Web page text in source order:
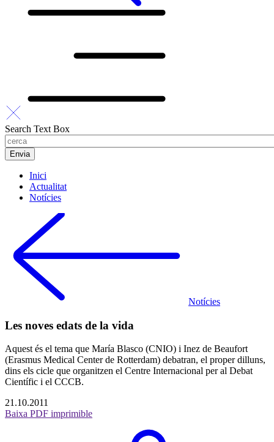
Search Text Box
Inici
Actualitat
Notícies
Notícies
Les noves edats de la vida
Aquest és el tema que María Blasco (CNIO) i Inez de Beaufort
(Erasmus Medical Center de Rotterdam) debatran, el proper dilluns,
dins els cicle que organitzen el Centre Internacional per al Debat
Científic i el CCCB.
21.10.2011
Baixa PDF imprimible